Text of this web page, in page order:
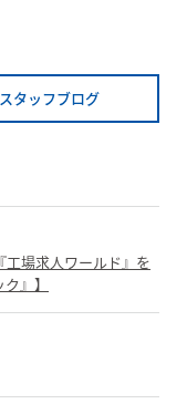
スタッフブログ
工場求人ワールド』を
』】